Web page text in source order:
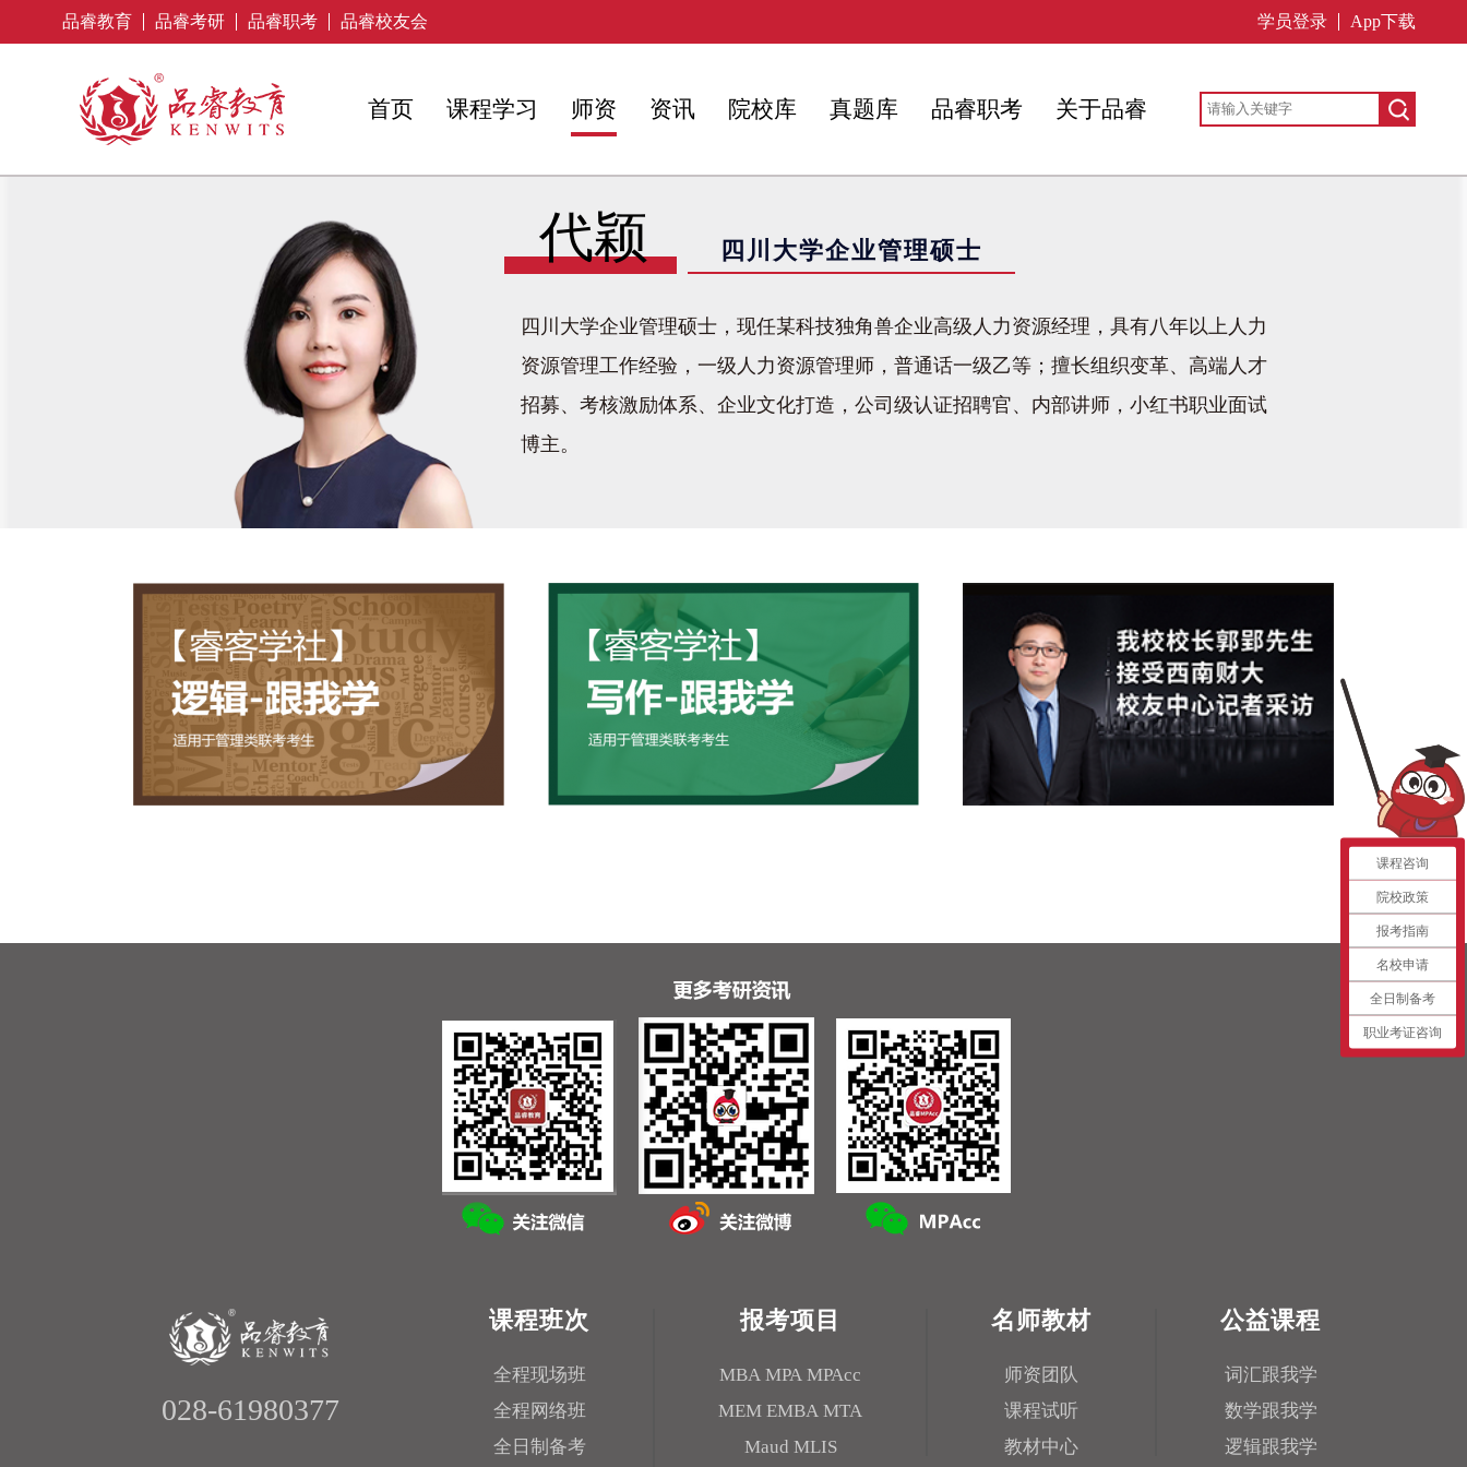
品睿教育 品睿考研 品睿职考 品睿校友会 学员登录 App下载
首页 课程学习 师资 资讯 院校库 真题库 品睿职考 关于品睿
代颖 四川大学企业管理硕士
四川大学企业管理硕士，现任某科技独角兽企业高级人力资源经理，具有八年以上人力
资源管理工作经验，一级人力资源管理师，普通话一级乙等；擅长组织变革、高端人才
招募、考核激励体系、企业文化打造，公司级认证招聘官、内部讲师，小红书职业面试
博主。
028-61980377
课程班次
全程现场班
全程网络班
全日制备考
报考项目
MBA MPA MPAcc
MEM EMBA MTA
Maud MLIS
名师教材
师资团队
课程试听
教材中心
公益课程
词汇跟我学
数学跟我学
逻辑跟我学
课程咨询
院校政策
报考指南
名校申请
全日制备考
职业考证咨询